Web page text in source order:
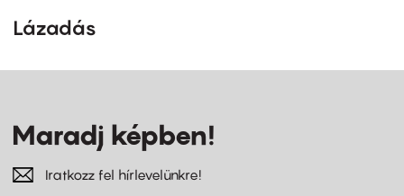
Lázadás
Maradj képben!
Iratkozz fel hírlevelünkre!